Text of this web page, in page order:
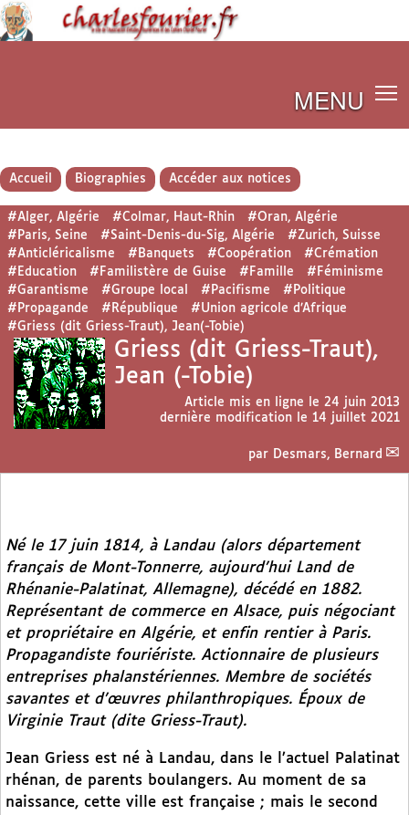
MENU
Accueil Biographies Accéder aux notices
#Alger, Algérie #Colmar, Haut-Rhin
#Oran, Algérie
#Paris, Seine
#Saint-Denis-du-Sig, Algérie
#Zurich, Suisse
#Anticléricalisme
#Banquets #Coopération
#Crémation
#Education
#Familistère de Guise #Famille
#Féminisme
#Garantisme
#Groupe local #Pacifisme
#Politique
#Propagande
#République
#Union agricole d’Afrique
#Griess (dit Griess-Traut), Jean(-Tobie)
Griess (dit Griess-Traut),
Jean (-Tobie)
Article mis en ligne le 24 juin 2013
dernière modification le 14 juillet 2021
par Desmars, Bernard
Né le 17 juin 1814, à Landau (alors département
français de Mont-Tonnerre, aujourd’hui Land de
Rhénanie-Palatinat, Allemagne), décédé en 1882.
Représentant de commerce en Alsace, puis négociant
et propriétaire en Algérie, et enfin rentier à Paris.
Propagandiste fouriériste. Actionnaire de plusieurs
entreprises phalanstériennes. Membre de sociétés
savantes et d’œuvres philanthropiques. Époux de
Virginie Traut (dite Griess-Traut).
Jean Griess est né à Landau, dans le l’actuel Palatinat
rhénan, de parents boulangers. Au moment de sa
naissance, cette ville est française ; mais le second